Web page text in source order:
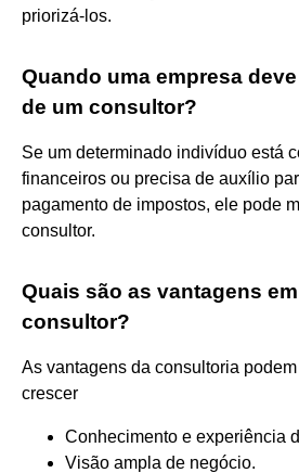
priorizá-los.
Quando uma empresa
de um consultor?
Se um determinado indivíduo está
financeiros ou precisa de auxílio
pagamento de impostos, ele pode
consultor.
Quais são as vantagens
consultor?
As vantagens da consultoria
crescer
Conhecimento e experiência
Visão ampla de negócio.